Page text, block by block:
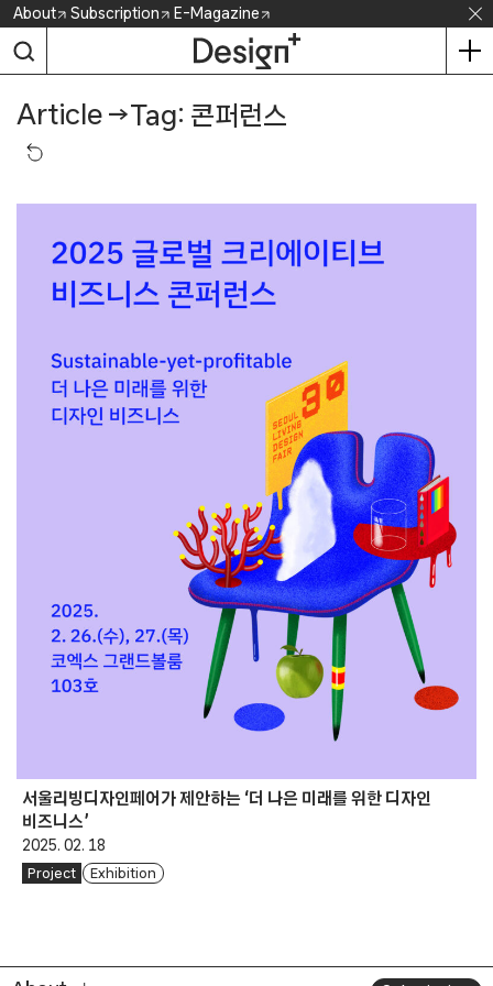
Skip
content
About Subscription E-Magazine
Article →Tag: 콘퍼런스
서울리빙디자인페어가 제안하는 ‘더 나은 미래를 위한 디자인
비즈니스’
2025. 02. 18
Project Exhibition